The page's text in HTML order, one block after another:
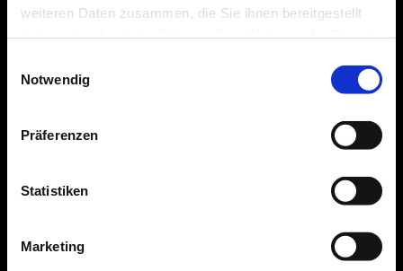
weiteren Daten zusammen, die Sie ihnen bereitgestellt
Notwendig
Präferenzen
Statistiken
Marketing
Die italienische Motorallye-Meisterschaft ist eine ständige